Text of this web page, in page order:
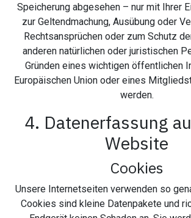
Speicherung abgesehen – nur mit Ihrer
zur Geltendmachung, Ausübung oder
Rechtsansprüchen oder zum Schutz
anderen natürlichen oder juristischen
Gründen eines wichtigen öffentlichen
Europäischen Union oder eines
werden.
4. Datenerfassung
Website
Cookies
Unsere Internetseiten verwenden so
Cookies sind kleine Datenpakete und